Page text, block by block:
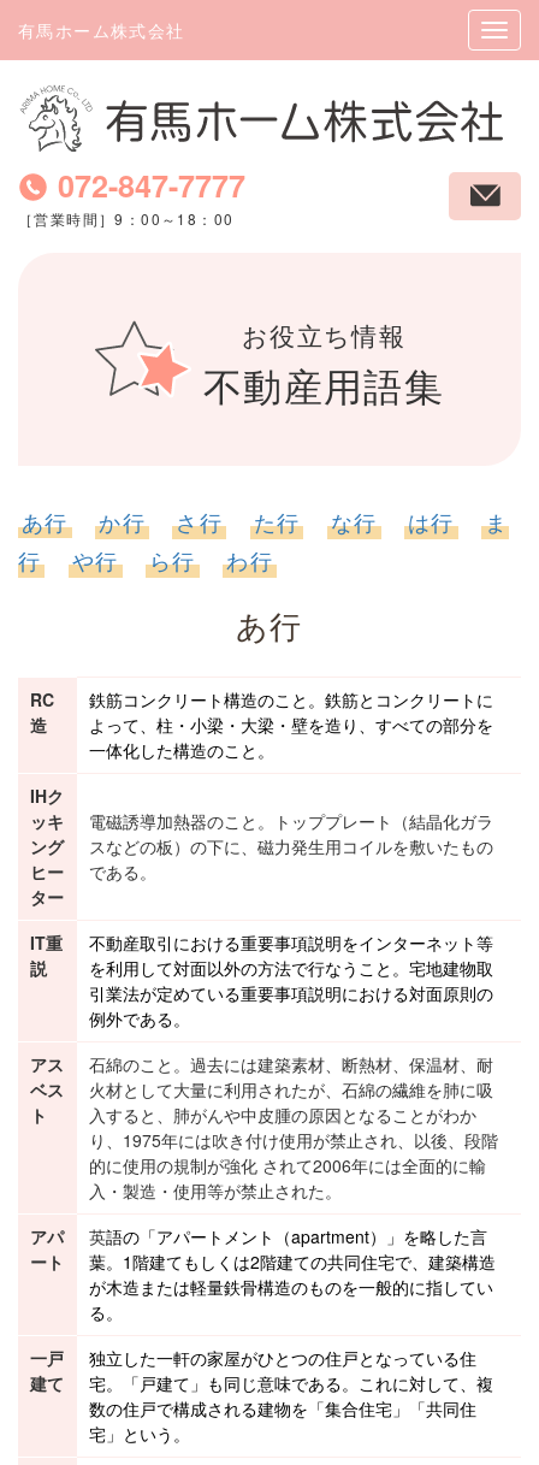
有馬ホーム株式会社
072-847-7777
［営業時間］9：00～18：00
お役立ち情報
不動産用語集
あ行 か行 さ行 た行 な行 は行
ま
行
や行 ら行 わ行
あ行
RC
造
鉄筋コンクリート構造のこと。鉄筋とコンクリートに
よって、柱・小梁・大梁 ・壁を造り、すべての部分を
一体化した構造のこと。
IHク
ッキ
ング
ヒー
ター
電磁誘導加熱器のこと。トッププレート（結晶化ガラ
スなどの板）の下に、磁力発生用コイルを敷いたもの
である。
IT重
説
不動産取引における重要事項説明をインターネット等
を利用して対面以外の方法で行なうこと。 宅地建物取
引業法が定めている重要事項説明における対面原則の
例外である。
アス
ベス
ト
石綿のこと。過去には建築素材、断熱材、保温材、耐
火材として大量に利用されたが、石綿の繊維を肺に吸
入すると、肺がんや中皮腫の原因となることがわか
り、1975年には吹き付け使用が禁止され、以後、段階
的に使用の規制が強化 されて2006年には全面的に輸
入・製造・使用等が禁止された。
アパ
ート
英語の「アパートメント（apartment）」を略した言
葉。1階建てもしくは2階建ての共同住宅で、 建築構造
が木造 または軽量鉄骨構造のものを一般的に指してい
る。
一戸
建て
独立した一軒の家屋がひとつの住戸となっている住
宅。「戸建て」も同じ意味である。これに対して、複
数の住戸で構成される建物を「集合住宅 」「共同住
宅」という。